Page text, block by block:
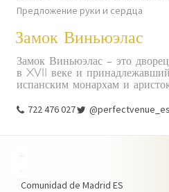
Предложение руки и сердца
Замок Виньюэлас
Замок Виньюэлас – это
в XVII веке и
испанским монархам и
722 476 027 @perfectvenue_es
Comunidad de Madrid ES